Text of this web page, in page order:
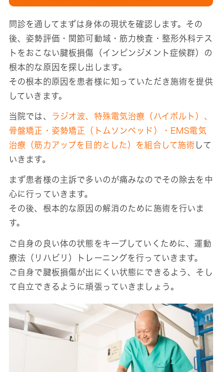
問診を通してまずは身体の現状を確認します。その
後、姿勢評価・関節可動域・筋力検査・整形外科テス
トをおこない腱板損傷（インピンジメント症候群）の
根本的な原因を探し出します。
その根本的原因を患者様に知っていただき施術を提供
していきます。
当院では、
ラジオ波、特殊電気治療（ハイボルト）、
骨盤矯正・姿勢矯正（トムソンベッド）・EMS電気
治療（筋力アップを目的とした）を組合して施術 して
いきます。
まず患者様の主訴で多いのが痛みなのでその除去を中
心に行っていきます。
その後、根本的な原因の解消のために施術を行いま
す。
ご自身の良い体の状態をキープしていくために、運動
療法（リハビリ）トレーニングを行っていきます。
ご自身で腱板損傷が出にくい状態にできるよう、そし
て自立できるように頑張っていきましょう。